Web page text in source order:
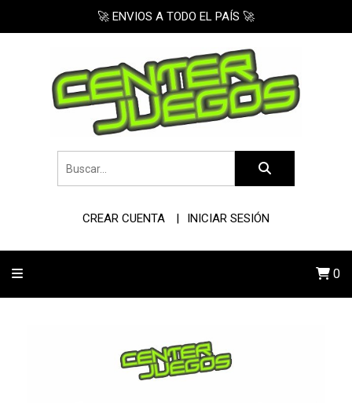
🚀 ENVIOS A TODO EL PAÍS 🚀
CREAR CUENTA INICIAR SESIÓN
0